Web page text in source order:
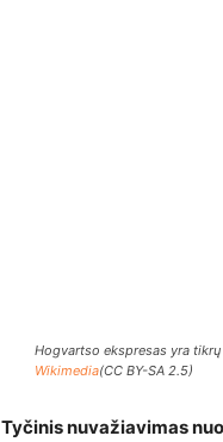
Hogvartso ekspresas yra
Wikimedia(CC BY-SA 2.5)
Tyčinis nuvažiavimas